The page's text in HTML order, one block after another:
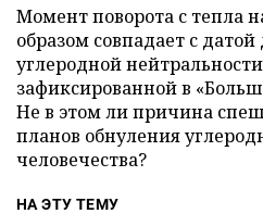
Момент поворота с тепла
образом совпадает с
углеродной
зафиксированной в
Не в этом ли причина
планов обнуления
человечества?
НА ЭТУ ТЕМУ